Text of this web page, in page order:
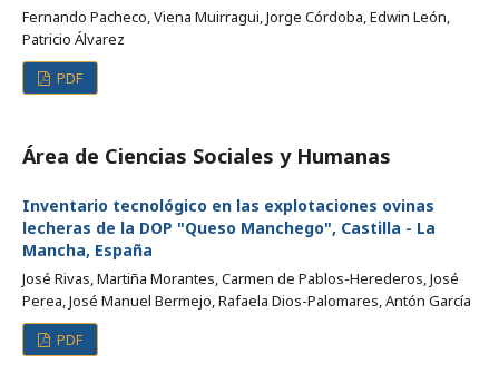
Fernando Pacheco, Viena Muirragui, Jorge Córdoba, Edwin León,
Patricio Álvarez
PDF
Área de Ciencias Sociales y Humanas
Inventario tecnológico en las explotaciones ovinas
lecheras de la DOP "Queso Manchego", Castilla - La
Mancha, España
José Rivas, Martiña Morantes, Carmen de Pablos-Herederos, José
Perea, José Manuel Bermejo, Rafaela Dios-Palomares, Antón García
PDF